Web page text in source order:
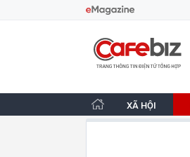
CafeBiz - Trang chủ
XÃ HỘI